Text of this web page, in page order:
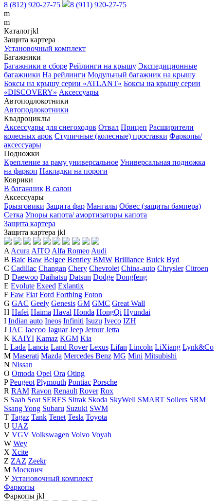
8 (812) 920-27-75
8 (911) 920-27-75
m
m
Каталогjkl
Защита картера
Установочный комплект
Багажники
Багажники в сборе Рейлинги на крышу Экспедиционные
багажники На рейлинги Модульный багажник на крышу
Боксы на крышу серии «ATLANT» Боксы на крышу серии
«DISCOVERY» Аксессуары
Автоподлокотники
Автоподлокотники
Квадроциклы
Аксессуары для снегоходов Отвал Прицеп Расширители
колесных арок Ступичные (колесные) проставки Фаркопы/
аксессуары
Подножки
Крепление за раму универсальное Универсальная подножка
на фаркоп Накладки на пороги
Коврики
В багажник В салон
Аксессуары
Брызговики Защита фар Мангалы Обвес (защиты бампера)
Сетка Упоры капота/ амортизаторы капота
Защита картера
Защита картера jkl
A Acura AITO Alfa Romeo Audi
B Baic Baw Belgee Bentley BMW Brilliance Buick Byd
C Cadillac Changan Chery Chevrolet China-auto Chrysler Citroen
D Daewoo Daihatsu Datsun Dodge Dongfeng
E Evolute Exeed Exlantix
F Faw Fiat Ford Forthing Foton
G GAC Geely Genesis GM GMC Great Wall
H Hafei Haima Haval Honda HongQi Hyundai
I Indian auto Ineos Infiniti Isuzu Iveco IZH
J JAC Jaecoo Jaguar Jeep Jetour Jetta
K KAIYI Kamaz KGM Kia
L Lada Lancia Land Rover Lexus Lifan Lincoln LiXiang Lynk&Co
M Maserati Mazda Mercedes Benz MG Mini Mitsubishi
N Nissan
O Omoda Opel Ora Oting
P Peugeot Plymouth Pontiac Porsche
R RAM Ravon Renault Rover Rox
S Saab Seat SERES Sitrak Skoda SkyWell SMART Sollers SRM
Ssang Yong Subaru Suzuki SWM
T Tagaz Tank Tenet Tesla Toyota
U UAZ
V VGV Volkswagen Volvo Voyah
W Wey
X Xcite
Z ZAZ Zeekr
М Москвич
У Установочный комплект
Фаркопы
Фаркопы jkl